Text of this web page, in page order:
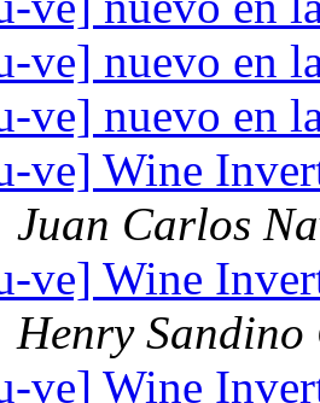
ve] nuevo en
ve] nuevo en
ve] Wine
Juan Carlos
ve] Wine
Henry Sandino
ve] Wine